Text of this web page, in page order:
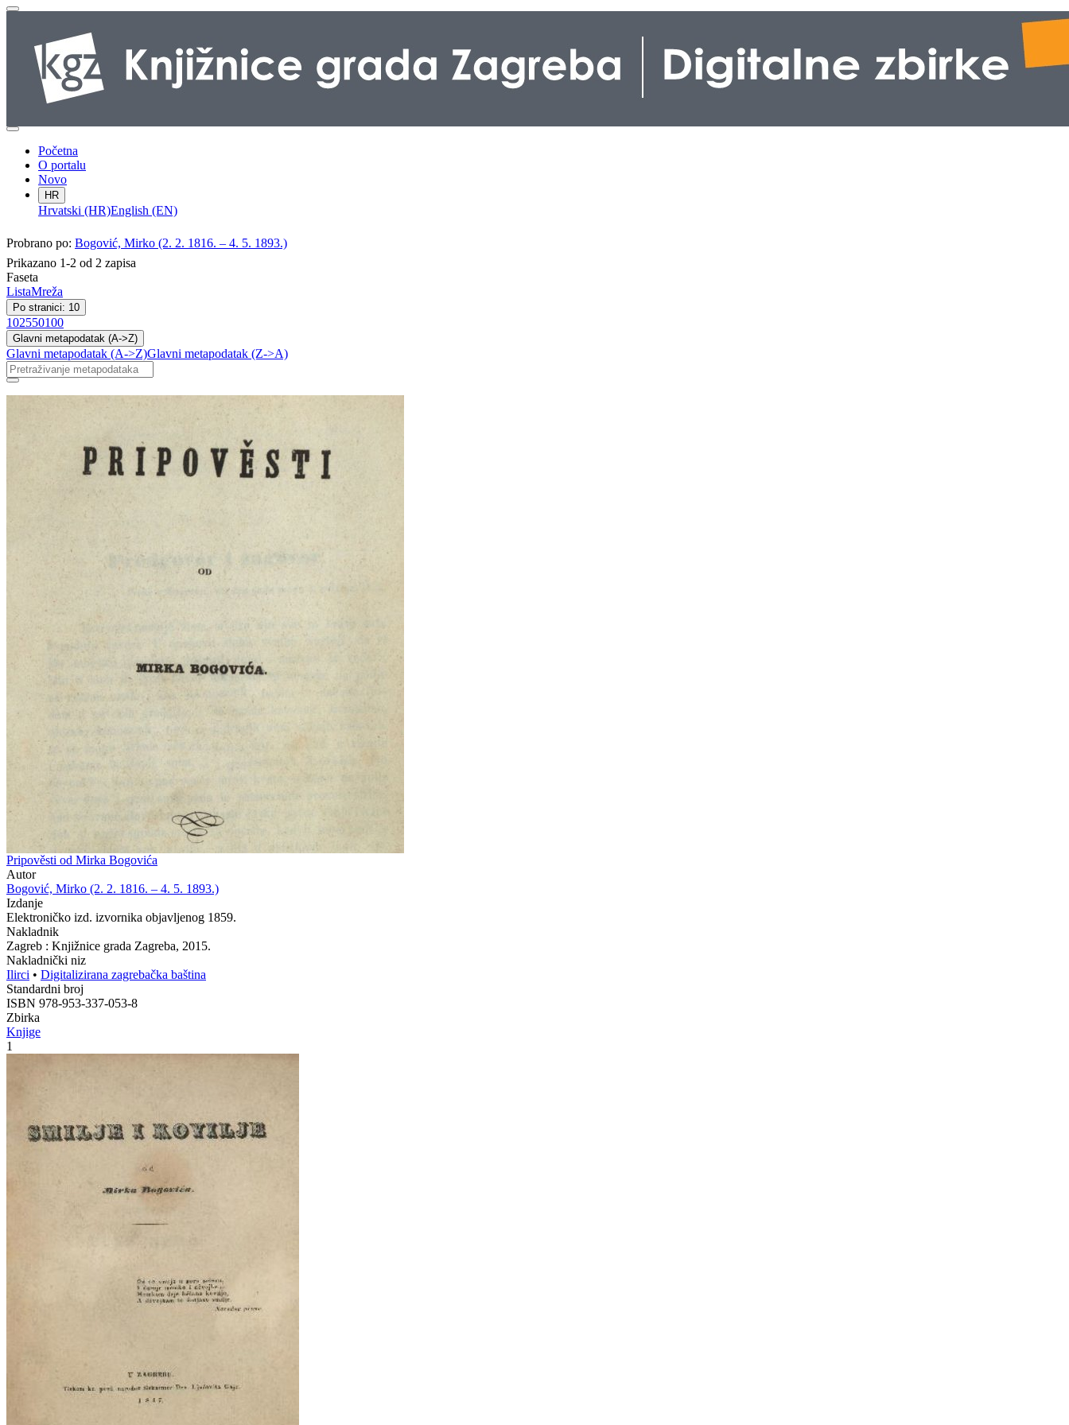
Početna
O portalu
Novo
HR
Hrvatski (HR)English (EN)
Probrano po: Bogović, Mirko (2. 2. 1816. – 4. 5. 1893.)
Prikazano 1-2 od 2 zapisa
Faseta
ListaMreža
Po stranici: 10
102550100
Glavni metapodatak (A->Z)
Glavni metapodatak (A->Z)Glavni metapodatak (Z->A)
Pripověsti od Mirka Bogovića
Autor
Bogović, Mirko (2. 2. 1816. – 4. 5. 1893.)
Izdanje
Elektroničko izd. izvornika objavljenog 1859.
Nakladnik
Zagreb : Knjižnice grada Zagreba, 2015.
Nakladnički niz
Ilirci • Digitalizirana zagrebačka baština
Standardni broj
ISBN 978-953-337-053-8
Zbirka
Knjige
1